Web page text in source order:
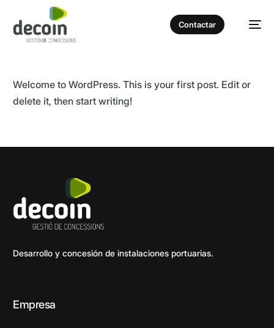
Contactar
Welcome to WordPress. This is your first post. Edit or
delete it, then start writing!
Desarrollo y concesión de instalaciones portuarias.
Empresa